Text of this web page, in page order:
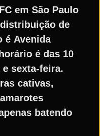
em São Paulo
de
é Avenida
é das 10
sexta-feira.
cativas,
batendo